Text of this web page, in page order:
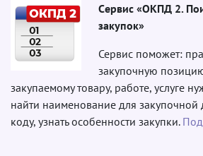
Cервис «ОКПД 2.
закупок»
Сервис поможет:
закупочную
закупаемому товару, работе, услуге
найти наименование для закупочной
коду, узнать особенности закупки.